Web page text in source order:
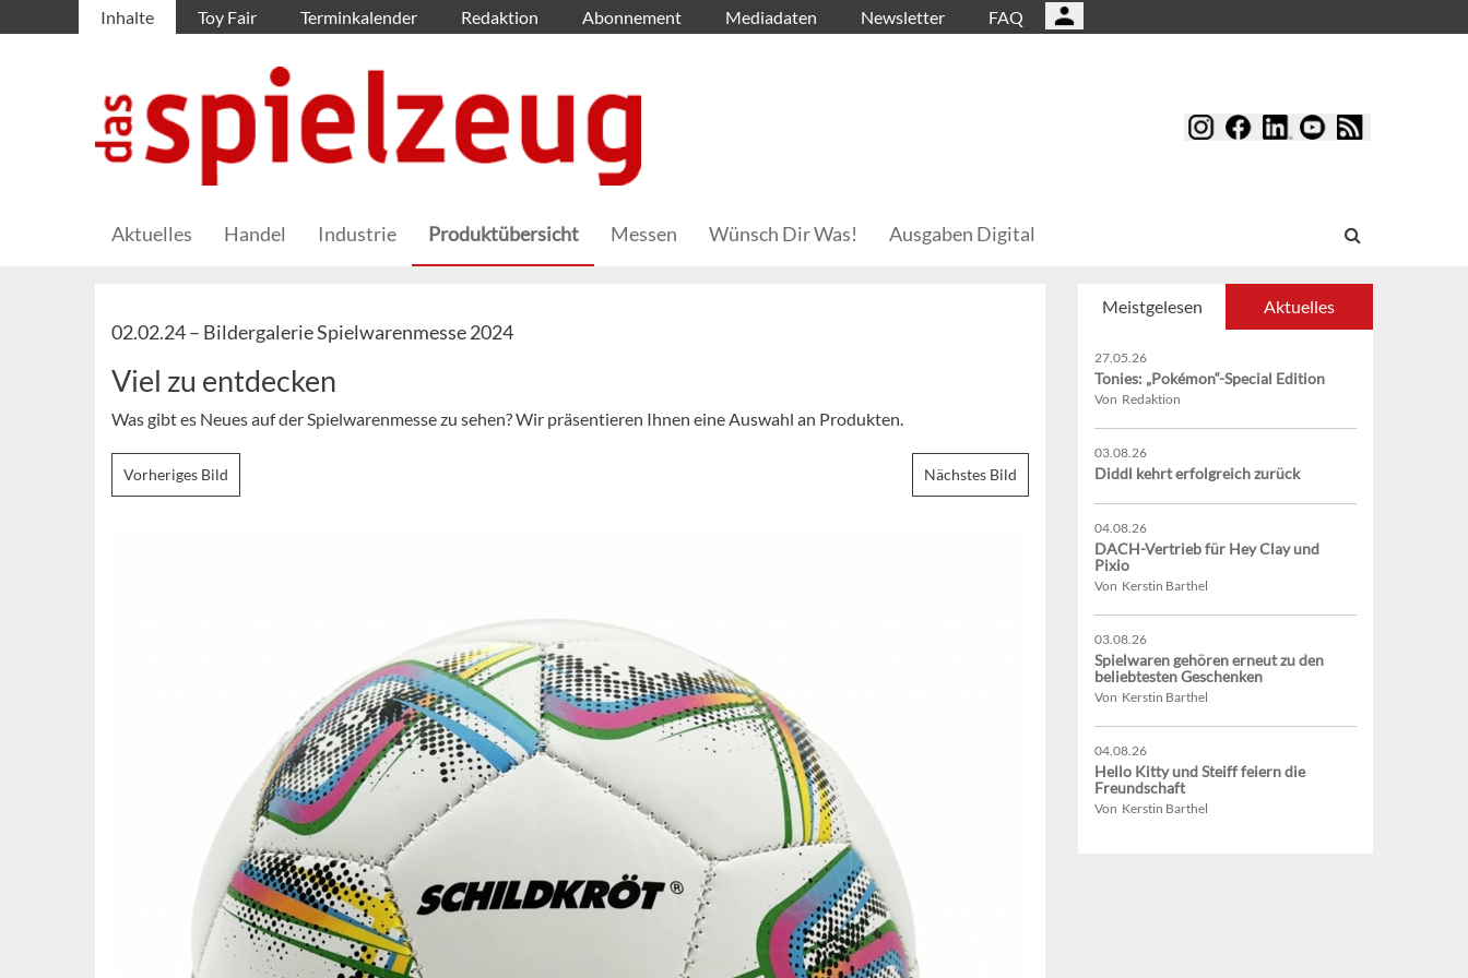
Inhalte Toy Fair Terminkalender Redaktion Abonnement Mediadaten Newsletter FAQ
Aktuelles Handel Industrie Produktübersicht Messen Wünsch Dir Was! Ausgaben Digital
02.02.24 – Bildergalerie Spielwarenmesse 2024
Viel zu entdecken
Was gibt es Neues auf der Spielwarenmesse zu sehen? Wir präsentieren Ihnen eine Auswahl an Produkten.
Vorheriges Bild Nächstes Bild
Meistgelesen Aktuelles
27.05.26
Tonies: „Pokémon“-Special Edition
Von Redaktion
03.08.26
Diddl kehrt erfolgreich zurück
04.08.26
DACH-Vertrieb für Hey Clay und
Pixio
Von Kerstin Barthel
03.08.26
Spielwaren gehören erneut zu den
beliebtesten Geschenken
Von Kerstin Barthel
04.08.26
Hello Kitty und Steiff feiern die
Freundschaft
Von Kerstin Barthel